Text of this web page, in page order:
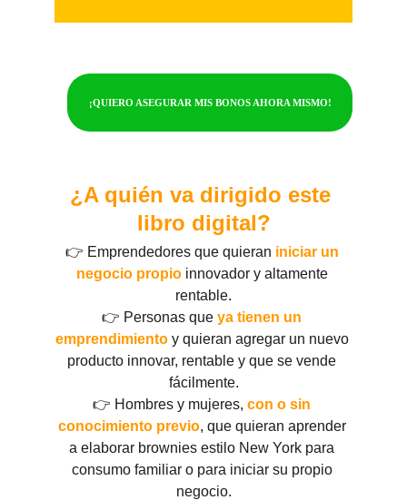
¡QUIERO ASEGURAR MIS BONOS AHORA MISMO!
¿A quién va dirigido este
libro digital?
👉 Emprendedores que quieran iniciar un
negocio propio innovador y altamente
rentable.
👉 Personas que ya tienen un
emprendimiento y quieran agregar un nuevo
producto innovar, rentable y que se vende
fácilmente.
👉 Hombres y mujeres, con o sin
conocimiento previo, que quieran aprender
a elaborar brownies estilo New York para
consumo familiar o para iniciar su propio
negocio.